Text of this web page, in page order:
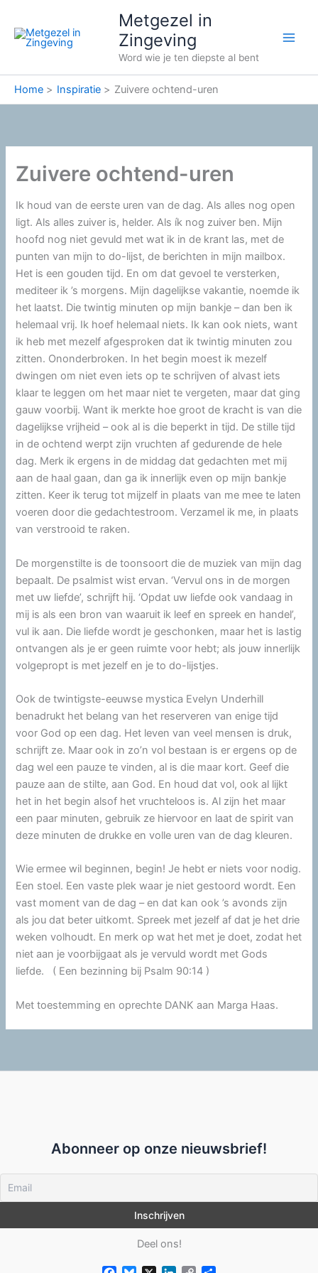
naar
Metgezel in
Zingeving
Word wie je ten diepste al bent
Home Inspiratie Zuivere ochtend-uren
Zuivere ochtend-uren
Ik houd van de eerste uren van de dag. Als alles nog open
ligt. Als alles zuiver is, helder. Als ík nog zuiver ben. Mijn
hoofd nog niet gevuld met wat ik in de krant las, met de
punten van mijn to do-lijst, de berichten in mijn mailbox.
Het is een gouden tijd. En om dat gevoel te versterken,
mediteer ik ’s morgens. Mijn dagelijkse vakantie, noemde ik
het laatst. Die twintig minuten op mijn bankje – dan ben ik
helemaal vrij. Ik hoef helemaal niets. Ik kan ook niets, want
ik heb met mezelf afgesproken dat ik twintig minuten zou
zitten. Ononderbroken. In het begin moest ik mezelf
dwingen om niet even iets op te schrijven of alvast iets
klaar te leggen om het maar niet te vergeten, maar dat ging
gauw voorbij. Want ik merkte hoe groot de kracht is van die
dagelijkse vrijheid – ook al is die beperkt in tijd. De stille tijd
in de ochtend werpt zijn vruchten af gedurende de hele
dag. Merk ik ergens in de middag dat gedachten met mij
aan de haal gaan, dan ga ik innerlijk even op mijn bankje
zitten. Keer ik terug tot mijzelf in plaats van me mee te laten
voeren door die gedachtestroom. Verzamel ik me, in plaats
van verstrooid te raken.
De morgenstilte is de toonsoort die de muziek van mijn dag
bepaalt. De psalmist wist ervan. ‘Vervul ons in de morgen
met uw liefde’, schrijft hij. ‘Opdat uw liefde ook vandaag in
mij is als een bron van waaruit ik leef en spreek en handel’,
vul ik aan. Die liefde wordt je geschonken, maar het is lastig
ontvangen als je er geen ruimte voor hebt; als jouw innerlijk
volgepropt is met jezelf en je to do-lijstjes.
Ook de twintigste-eeuwse mystica Evelyn Underhill
benadrukt het belang van het reserveren van enige tijd
voor God op een dag. Het leven van veel mensen is druk,
schrijft ze. Maar ook in zo’n vol bestaan is er ergens op de
dag wel een pauze te vinden, al is die maar kort. Geef die
pauze aan de stilte, aan God. En houd dat vol, ook al lijkt
het in het begin alsof het vruchteloos is. Al zijn het maar
een paar minuten, gebruik ze hiervoor en laat de spirit van
deze minuten de drukke en volle uren van de dag kleuren.
Wie ermee wil beginnen, begin! Je hebt er niets voor nodig.
Een stoel. Een vaste plek waar je niet gestoord wordt. Een
vast moment van de dag – en dat kan ook ’s avonds zijn
als jou dat beter uitkomt. Spreek met jezelf af dat je het drie
weken volhoudt. En merk op wat het met je doet, zodat het
niet aan je voorbijgaat als je vervuld wordt met Gods
liefde. ( Een bezinning bij Psalm 90:14 )
Met toestemming en oprechte DANK aan Marga Haas.
Abonneer op onze nieuwsbrief!
Deel ons!